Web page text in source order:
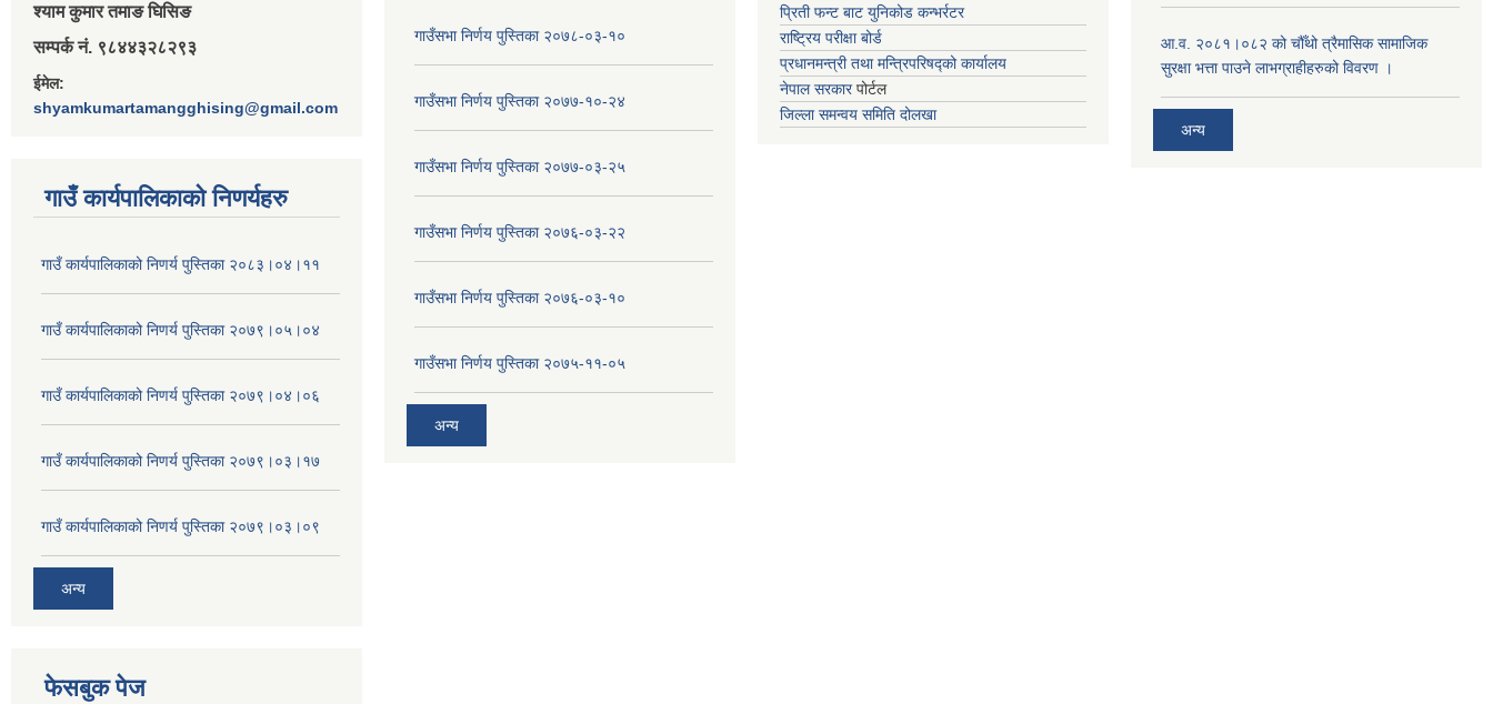
श्‍याम कुमार तमाङ घिसिङ
सम्पर्क नं. ९८४४३२८२९३
ईमेल:
shyamkumartamangghising@gmail.com
गाउँ कार्यपालिकाकाे निणर्यहरु
गाउँ कार्यपालिकाको निणर्य पुस्तिका २०८३।०४।११
गाउँ कार्यपालिकाको निणर्य पुस्तिका २०७९।०५।०४
गाउँ कार्यपालिकाको निणर्य पुस्तिका २०७९।०४।०६
गाउँ कार्यपालिकाको निणर्य पुस्तिका २०७९।०३।१७
गाउँ कार्यपालिकाको निणर्य पुस्तिका २०७९।०३।०९
अन्य
गाउँसभा निर्णय पुस्तिका २०७८-०३-१०
गाउँसभा निर्णय पुस्तिका २०७७-१०-२४
गाउँसभा निर्णय पुस्तिका २०७७-०३-२५
गाउँसभा निर्णय पुस्तिका २०७६-०३-२२
गाउँसभा निर्णय पुस्तिका २०७६-०३-१०
गाउँसभा निर्णय पुस्तिका २०७५-११-०५
अन्य
प्रिती फन्ट बाट युनिकोड कन्भर्रटर
राष्ट्रिय परीक्षा बोर्ड
प्रधानमन्त्री तथा मन्त्रिपरिषद्को कार्यालय
नेपाल सरकारपोर्टल
जिल्ला समन्वय समिति दोलखा
आ.व. २०८१।०८२ को चौँथो त्रैमासिक सामाजिक
सुरक्षा भत्ता पाउने लाभग्राहीहरुको विवरण ।
अन्य
फेसबुक पेज